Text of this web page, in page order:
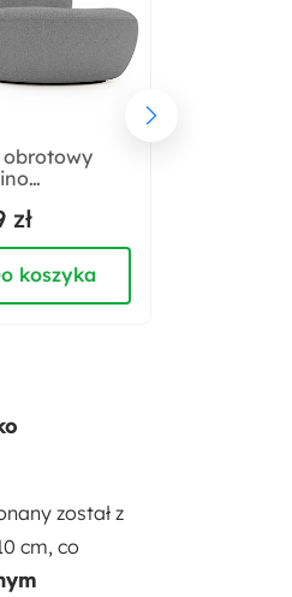
obrotowy
zł
koszyka
został z
cm, co